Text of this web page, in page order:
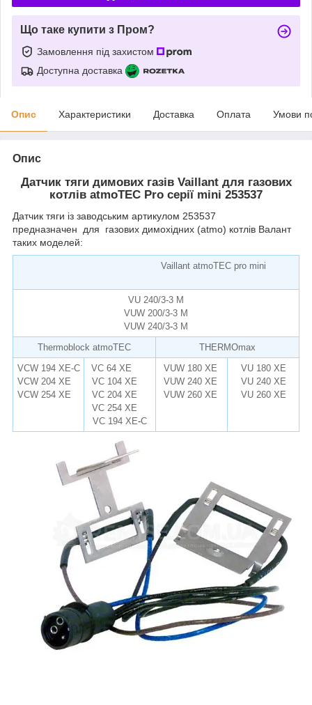
Що таке купити з Пром?
Замовлення під захистом
Доступна доставка
Опис Характеристики Доставка Оплата Умови
Опис
Датчик тяги димових газів Vaillant для газових
котлів atmoTEC Pro серії mini 253537
Датчик тяги із заводським артикулом 253537
предназначен для газових димохідних (atmo) котлів Валант
таких моделей:
Vaillant atmoTEC pro mini
VU 240/3-3 M
VUW 200/3-3 M
VUW 240/3-3 M
Thermoblock atmoTEC
THERMOmax
VCW 194 XE-C
VCW 204 XE
VCW 254 XE
VC 64 XE
VC 104 XE
VC 204 XE
VC 254 XE
VC 194 XE-C
VUW 180 XE
VUW 240 XE
VUW 260 XE
VU 180 XE
VU 240 XE
VU 260 XE